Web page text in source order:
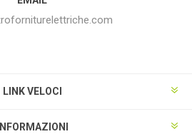
LINK VELOCI
INFORMAZIONI